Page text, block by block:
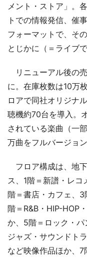
メント・ストア」。
トでの情報発信、催
フォーマットで、そ
とじかに（＝ライブ
リニューアル後の
に。在庫枚数は10万
ロアで同社オリジナ
聴機約70台を導入。
されている楽曲（一
万曲をフルバージョ
フロア構成は、地
ス、1階＝新譜・レ
階＝書店・カフェ、
階＝R&B・HIP-HOP
か、5階＝ロック・
ジャズ・サウンドト
など映像作品ほか、